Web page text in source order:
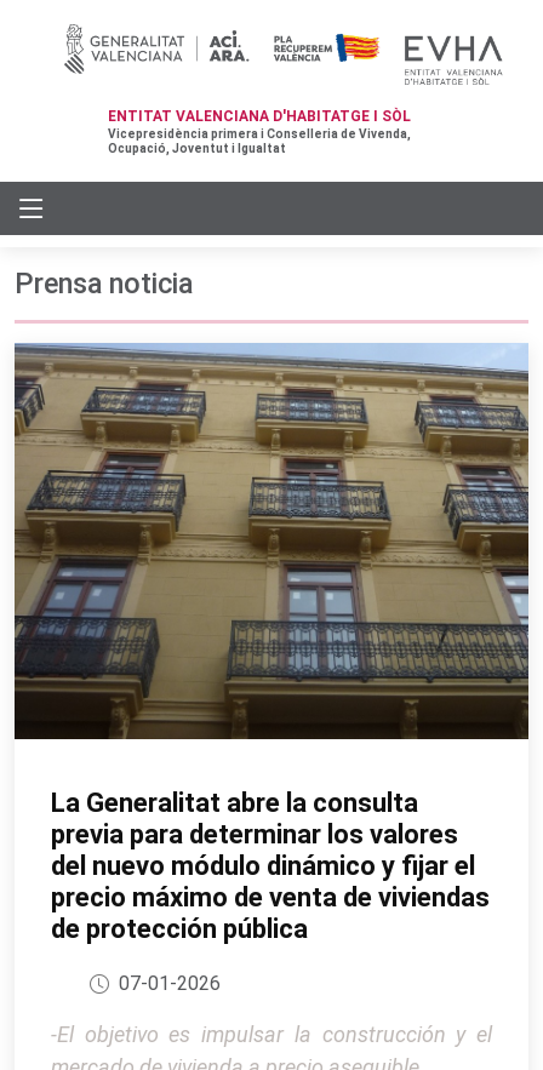
ENTITAT VALENCIANA D'HABITATGE I SÒL
Vicepresidència primera i Conselleria de Vivenda,
Ocupació, Joventut i Igualtat
Prensa noticia
La Generalitat abre la consulta
previa para determinar los valores
del nuevo módulo dinámico y fijar el
precio máximo de venta de viviendas
de protección pública
07-01-2026
-El objetivo es impulsar la construcción y el